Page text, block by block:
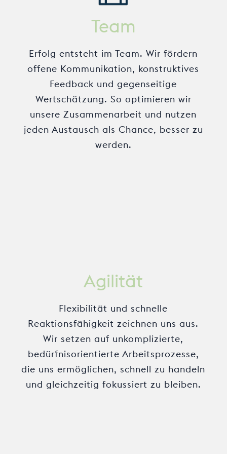
Team
Erfolg entsteht im Team. Wir fördern
offene Kommunikation, konstruktives
Feedback und gegenseitige
Wertschätzung. So optimieren wir
unsere Zusammenarbeit und nutzen
jeden Austausch als Chance, besser zu
werden.
Agilität
Flexibilität und schnelle
Reaktionsfähigkeit zeichnen uns aus.
Wir setzen auf unkomplizierte,
bedürfnisorientierte Arbeitsprozesse,
die uns ermöglichen, schnell zu handeln
und gleichzeitig fokussiert zu bleiben.